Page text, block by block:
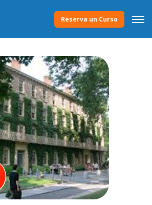
Reserva un Curso